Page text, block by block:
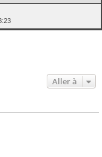
Aller à